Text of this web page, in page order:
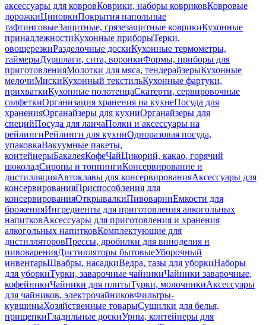
аксессуары для ковровКоврики, наборы ковриковКовровые
дорожкиЦиновкиПокрытия напольные
тафтинговыеЗащитные, грязезащитные коврикиКухонные
принадлежностиКухонные приборыТерки,
овощерезкиРазделочные доскиКухонные термометры,
таймерыДуршлаги, сита, воронкиФормы, приборы для
приготовленияМолотки для мяса, тендерайзерыКухонные
мелочиМискиКухонный текстильКухонные фартуки,
прихваткиКухонные полотенцаСкатерти, сервировочные
салфеткиОрганизация хранения на кухнеПосуда для
храненияОрганайзеры для кухниОрганайзеры для
специйПосуда для ланчаПолки и аксессуары на
рейлингиРейлинги для кухниОдноразовая посуда,
упаковкаВакуумные пакеты,
контейнерыБакалеяКофеЧайЦикорий, какао, горячий
шоколадСиропы и топпингиКонсервирование и
дистилляцияАвтоклавы для консервированияАксессуары для
консервированияПриспособления для
консервированияОткрывалкиПивоварниЕмкости для
броженияИнгредиенты для приготовления алкогольных
напитковАксессуары для приготовления и хранения
алкогольных напитковКомплектующие для
дистилляторовПрессы, дробилки для виноделия и
пивоваренияДистилляторы бытовыеУборочный
инвентарьШвабры, насадкиВедра, тазы для уборкиНаборы
для уборкиТурки, заварочные чайникиЧайники заварочные,
кофейникиЧайники для плитыТурки, молочникиАксессуары
для чайников, электрочайниковФильтры-
кувшиныХозяйственные товарыСушилки для белья,
прищепкиГладильные доскиУрны, контейнеры для